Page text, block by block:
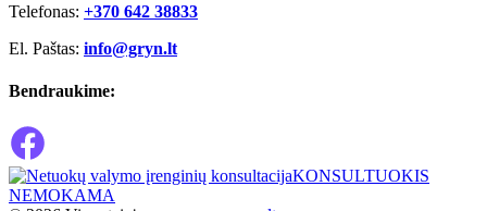
Telefonas: +370 642 38833
El. Paštas: info@gryn.lt
Bendraukime:
KONSULTUOKIS
NEMOKAMA